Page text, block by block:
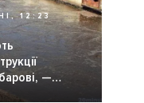
12:23
—